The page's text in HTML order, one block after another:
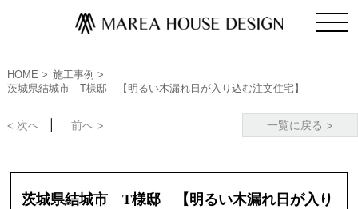
HOME
施工事例
茨城県結城市 T様邸 【明るい木漏れ日が入り込む注文住宅】
一覧に戻る >
< 次へ 前へ >
茨城県結城市 T様邸 【明るい木漏れ日が入り